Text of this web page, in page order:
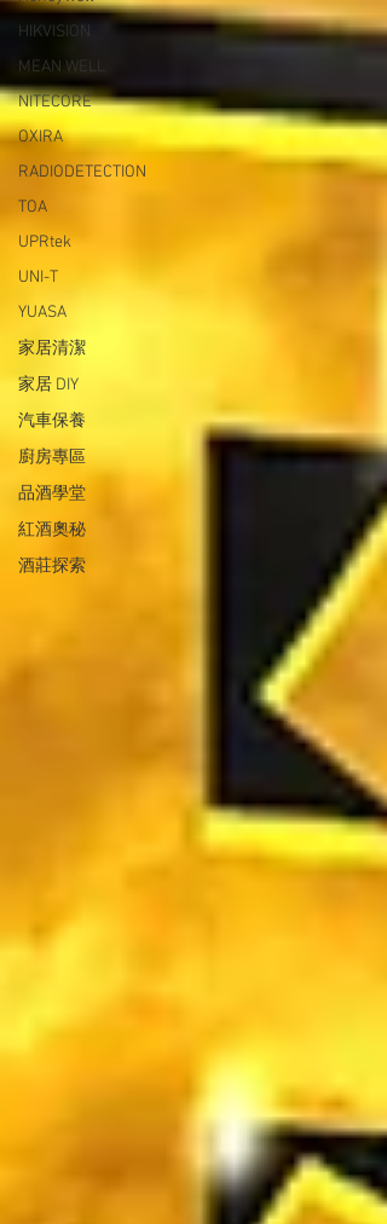
HIKVISION
MEAN WELL
NITECORE
OXIRA
RADIODETECTION
TOA
UPRtek
UNI-T
YUASA
家居清潔
家居 DIY
汽車保養
廚房專區
品酒學堂
紅酒奧秘
酒莊探索